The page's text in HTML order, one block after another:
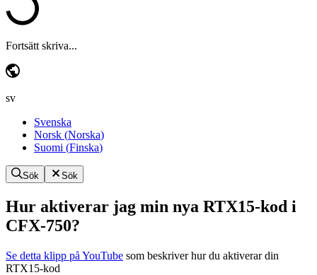
Fortsätt skriva...
sv
Svenska
Norsk (Norska)
Suomi (Finska)
Sök Sök
Hur aktiverar jag min nya RTX15-kod i
CFX-750?
Se detta klipp på YouTube som beskriver hur du aktiverar din
RTX15-kod